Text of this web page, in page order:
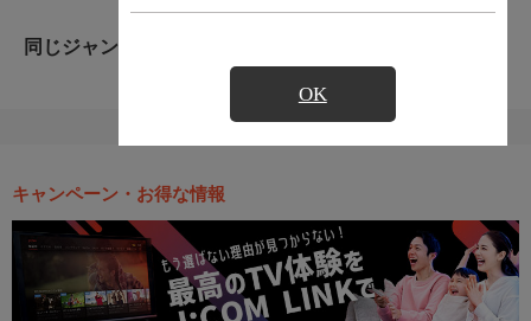
OK
同じジャンルのおすすめ番組
キャンペーン・お得な情報